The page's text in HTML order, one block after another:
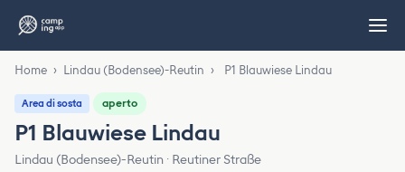
Home › Lindau (Bodensee)-Reutin › P1 Blauwiese Lindau
Area di sosta aperto
P1 Blauwiese Lindau
Lindau (Bodensee)-Reutin · Reutiner Straße